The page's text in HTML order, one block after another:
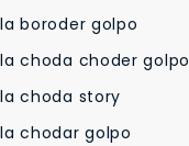
boroder golpo
choda choder golpo
choda story
chodar golpo